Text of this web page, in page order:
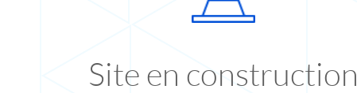
Site en construction